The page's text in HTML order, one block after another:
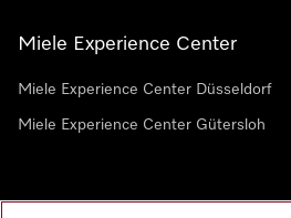
Miele Experience Center
Miele Experience Center Düsseldorf
Miele Experience Center Gütersloh